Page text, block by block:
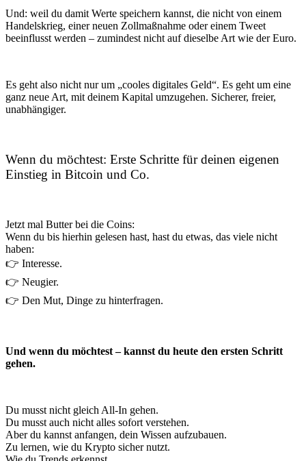
Und: weil du damit Werte speichern kannst, die nicht von einem
Handelskrieg, einer neuen Zollmaßnahme oder einem Tweet
beeinflusst werden – zumindest nicht auf dieselbe Art wie der Euro.
Es geht also nicht nur um „cooles digitales Geld“. Es geht um eine
ganz neue Art, mit deinem Kapital umzugehen. Sicherer, freier,
unabhängiger.
Wenn du möchtest: Erste Schritte für deinen eigenen
Einstieg in Bitcoin und Co.
Jetzt mal Butter bei die Coins:
Wenn du bis hierhin gelesen hast, hast du etwas, das viele nicht
haben:
👉 Interesse.
👉 Neugier.
👉 Den Mut, Dinge zu hinterfragen.
Und wenn du möchtest – kannst du heute den ersten Schritt
gehen.
Du musst nicht gleich All-In gehen.
Du musst auch nicht alles sofort verstehen.
Aber du kannst anfangen, dein Wissen aufzubauen.
Zu lernen, wie du Krypto sicher nutzt.